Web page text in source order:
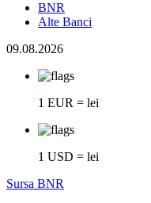
BNR
Alte Banci
09.08.2026
1 EUR = lei
1 USD = lei
Sursa BNR